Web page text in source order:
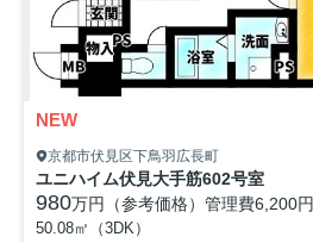
NEW
京都市伏見区下鳥羽広長町
ユニハイム伏見大手筋602号室
980万円（参考価格） 管理費6,200円
50.08㎡（3DK）